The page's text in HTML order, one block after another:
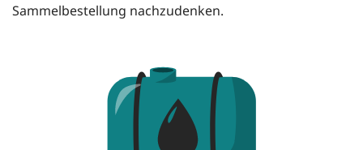
Sammelbestellung nachzudenken.